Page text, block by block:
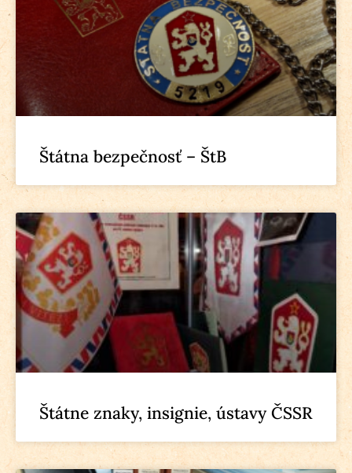
Štátna bezpečnosť – ŠtB
Štátne znaky, insignie, ústavy ČSSR